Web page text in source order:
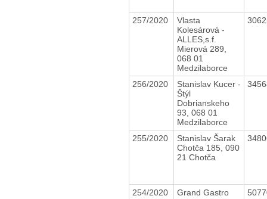
257/2020
Vlasta
Kolesárová -
ALLES,s.f.
Mierová 289,
068 01
Medzilaborce
256/2020
Stanislav Kucer -
Štýl
Dobrianskeho
93, 068 01
Medzilaborce
255/2020
Stanislav Šarak
Chotča 185, 090
21 Chotča
254/2020
Grand Gastro